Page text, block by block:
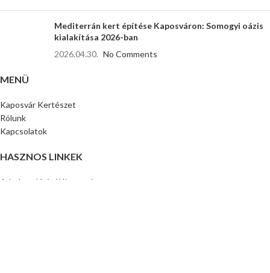
Mediterrán kert építése Kaposváron: Somogyi oázis
kialakítása 2026-ban
2026.04.30. No Comments
MENÜ
Kaposvár Kertészet
Rólunk
Kapcsolatok
HASZNOS LINKEK
Adatkezelési tájékoztató